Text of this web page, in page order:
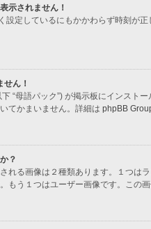
示されません！
設定しているにもかかわらず時刻が
ん！
“母語パック”) が掲示板にインス
てかまいません。詳細は phpBB
？
れる画像は２種類あります。１つは
もう１つはユーザー画像です。この